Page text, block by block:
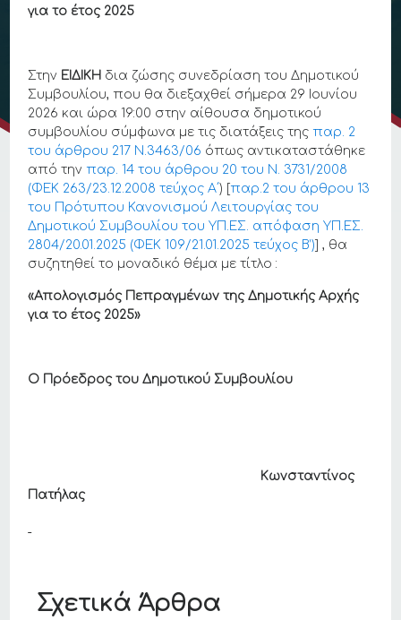
Σχετικά Άρθρα
για το έτος 2025
Στην ΕΙΔΙΚΗ δια ζώσης συνεδρίαση του Δημοτικού
Συμβουλίου, που θα διεξαχθεί σήμερα 29 Ιουνίου
2026 και ώρα 19:00 στην αίθουσα δημοτικού
συμβουλίου σύμφωνα με τις διατάξεις τηςπαρ. 2
του άρθρου 217 Ν.3463/06 όπως αντικαταστάθηκε
από τηνπαρ. 14 του άρθρου 20 του Ν. 3731/2008
(ΦΕΚ 263/23.12.2008 τεύχος Α΄) [παρ.2 του άρθρου 13
του Πρότυπου Κανονισμού Λειτουργίας του
Δημοτικού Συμβουλίου του ΥΠ.ΕΣ. απόφαση ΥΠ.ΕΣ.
2804/20.01.2025 (ΦΕΚ 109/21.01.2025 τεύχος Β’) ] , θα
συζητηθεί το μοναδικό θέμα με τίτλο :
«Απολογισμός Πεπραγμένων της Δημοτικής Αρχής
για το έτος 2025»
Ο Πρόεδρος του Δημοτικού Συμβουλίου
Κωνσταντίνος
Πατήλας